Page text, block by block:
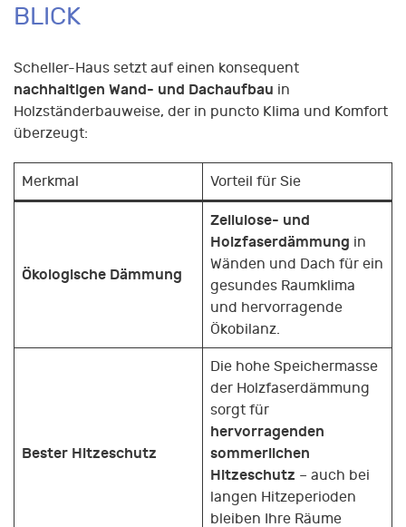
BLICK
Scheller-Haus setzt auf einen konsequent
nachhaltigen Wand- und Dachaufbau in
Holzständerbauweise, der in puncto Klima und Komfort
überzeugt:
Merkmal Vorteil für Sie
Ökologische Dämmung
Zellulose- und
Holzfaserdämmung in
Wänden und Dach für ein
gesundes Raumklima
und hervorragende
Ökobilanz.
Bester Hitzeschutz
Die hohe Speichermasse
der Holzfaserdämmung
sorgt für
hervorragenden
sommerlichen
Hitzeschutz – auch bei
langen Hitzeperioden
bleiben Ihre Räume